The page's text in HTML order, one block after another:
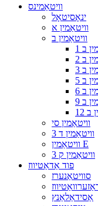
וויטאַמינס
ינאָסיטאָל
וויטאַמין א
וויטאַמין ב
ב 1
ב 2
ב 3
ב 5
ב 6
ב 9
12
וויטאַמין סי
וויטאַמין ד 3
וויטאַמין E
וויטאַמין ק 3
פוד אַדאַטיווז
סוויטאַנערז
אַסידאַלאַנץ